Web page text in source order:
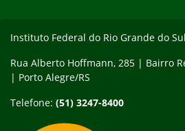
Instituto Federal do Rio Grande do
Rua Alberto Hoffmann, 285 | Bairro
| Porto Alegre/RS
Telefone: (51) 3247-8400